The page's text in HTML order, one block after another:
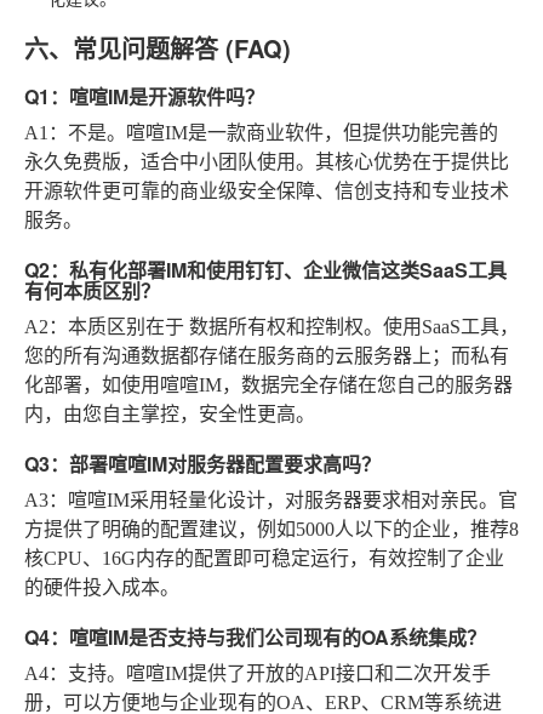
六、常见问题解答 (FAQ)
Q1：喧喧IM是开源软件吗？
A1 ：不是。喧喧IM是一款商业软件，但提供功能完善的
永久免费版，适合中小团队使用。其核心优势在于提供比
开源软件更可靠的商业级安全保障、信创支持和专业技术
服务。
Q2：私有化部署IM和使用钉钉、企业微信这类SaaS工具
有何本质区别？
A2 ：本质区别在于 数据所有权和控制权。使用SaaS工具，
您的所有沟通数据都存储在服务商的云服务器上；而私有
化部署，如使用喧喧IM，数据完全存储在您自己的服务器
内，由您自主掌控，安全性更高。
Q3：部署喧喧IM对服务器配置要求高吗？
A3：喧喧IM采用轻量化设计，对服务器要求相对亲民。官
方提供了明确的配置建议，例如5000人以下的企业，推荐8
核CPU、16G内存的配置即可稳定运行，有效控制了企业
的硬件投入成本。
Q4：喧喧IM是否支持与我们公司现有的OA系统集成？
A4：支持。喧喧IM提供了开放的API接口和二次开发手
册，可以方便地与企业现有的OA、ERP、CRM等系统进